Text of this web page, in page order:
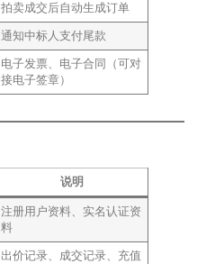
拍卖成交后自动生成订单
通知中标人支付尾款
电子发票、电子合同（可对
接电子签章）
说明
注册用户资料、实名认证资
料
出价记录、成交记录、充值